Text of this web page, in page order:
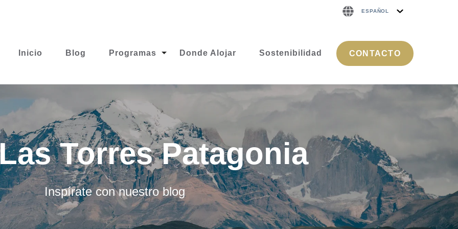
ESPAÑOL
Inicio Blog Programas Donde Alojar Sostenibilidad CONTACTO
Torres Patagonia
Inspírate con nuestro blog